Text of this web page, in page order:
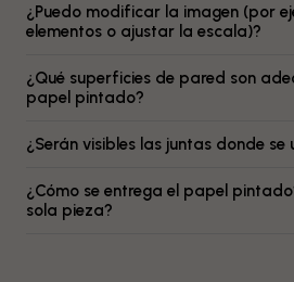
¿Puedo modificar la imagen (por
elementos o ajustar la escala)?
¿Qué superficies de pared son
papel pintado?
¿Serán visibles las juntas donde se
¿Cómo se entrega el papel
sola pieza?